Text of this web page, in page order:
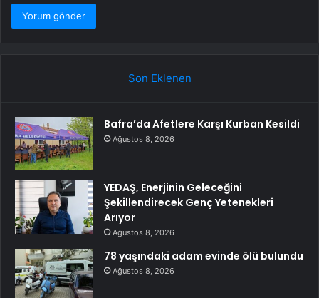
Son Eklenen
Bafra’da Afetlere Karşı Kurban Kesildi
Ağustos 8, 2026
YEDAŞ, Enerjinin Geleceğini
Şekillendirecek Genç Yetenekleri
Arıyor
Ağustos 8, 2026
78 yaşındaki adam evinde ölü bulundu
Ağustos 8, 2026